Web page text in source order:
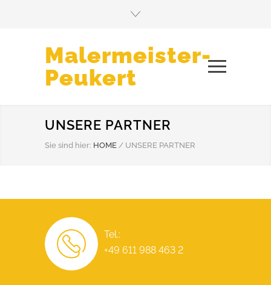
Malermeister-
Peukert
UNSERE PARTNER
Sie sind hier: HOME / UNSERE PARTNER
Tel.:
+49 611 988 463 2